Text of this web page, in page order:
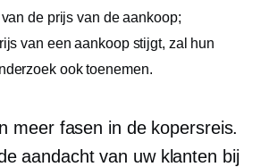
de prijs van de aankoop;
van een aankoop stijgt, zal hun
ook toenemen.
meer fasen in de kopersreis.
aandacht van uw klanten bij